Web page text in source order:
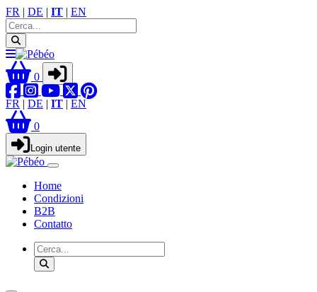
FR | DE | IT | EN
0
FR | DE | IT | EN
0
Login utente
Home
Condizioni
B2B
Contatto